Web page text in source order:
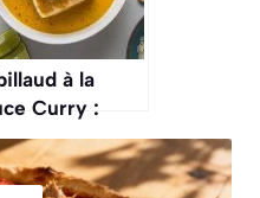
à la
Curry :
Facile et